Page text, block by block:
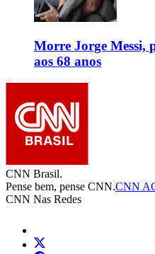
Morre Jorge Messi,
aos 68 anos
CNN Brasil.
Pense bem, pense CNN.CNN
CNN Nas Redes